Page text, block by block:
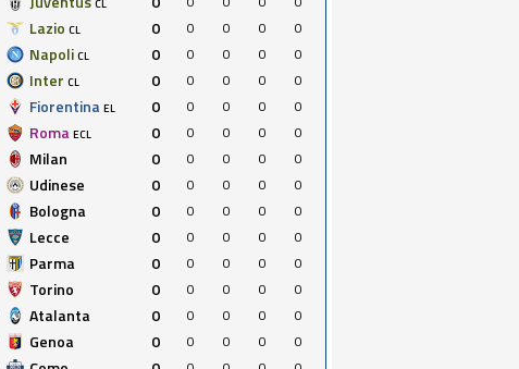
CL
Lazio CL 0 0 0 0
0
Napoli CL 0 0 0 0
0
Inter CL 0 0 0 0
0
Fiorentina EL 0 0 0 0
0
Roma ECL 0 0 0 0
0
Milan 0 0 0 0
0
Udinese 0 0 0 0
0
Bologna 0 0 0 0
0
Lecce 0 0 0 0
0
Parma 0 0 0 0
0
Torino 0 0 0 0
0
Atalanta 0 0 0 0
0
Genoa 0 0 0 0
0